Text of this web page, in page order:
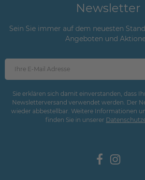
Newsletter
Sein Sie immer auf dem neuesten
Angeboten und
Sie erklären sich damit einverstanden, dass
Newsletterversand verwendet werden. Der
wieder abbestellbar. Weitere Informationen
finden Sie in unserer